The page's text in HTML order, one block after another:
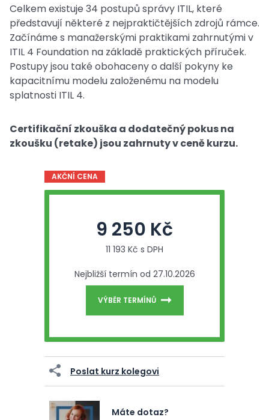
Celkem existuje 34 postupů správy ITIL, které
představují některé z nejpraktičtějších zdrojů rámce.
Začínáme s manažerskými praktikami zahrnutými v
ITIL 4 Foundation na základě praktických příruček.
Postupy jsou také obohaceny o další pokyny ke
kapacitnímu modelu založenému na modelu
splatnosti ITIL 4.
Certifikační zkouška a dodatečný pokus na
zkoušku (retake) jsou zahrnuty v ceně kurzu.
AKČNÍ CENA
9 250 Kč
11 193 Kč s DPH
Nejbližší termín od 27.10.2026
VÝBĚR TERMÍNŮ
Poslat kurz kolegovi
Máte dotaz?